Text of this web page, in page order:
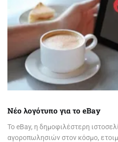
Νέο λογότυπο για το eBay
To eBay, η δημοφιλέστερη
αγοροπωλησιών στον κόσμο,